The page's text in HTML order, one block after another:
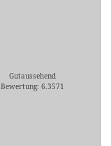
Gutaussehend
Bewertung: 6.3571